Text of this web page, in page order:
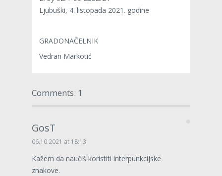
Ljubuški, 4. listopada 2021. godine
GRADONAČELNIK
Vedran Markotić
Comments: 1
GosT
06.10.2021 at 18:13
Kažem da naučiš koristiti interpunkcijske
znakove.